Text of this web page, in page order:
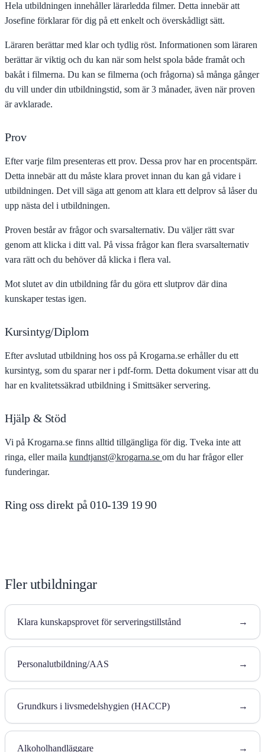
Hela utbildningen innehåller lärarledda filmer. Detta innebär att
Josefine förklarar för dig på ett enkelt och överskådligt sätt.
Läraren berättar med klar och tydlig röst. Informationen som läraren
berättar är viktig och du kan när som helst spola både framåt och
bakåt i filmerna. Du kan se filmerna (och frågorna) så många gånger
du vill under din utbildningstid, som är 3 månader, även när proven
är avklarade.
Prov
Efter varje film presenteras ett prov. Dessa prov har en procentspärr.
Detta innebär att du måste klara provet innan du kan gå vidare i
utbildningen. Det vill säga att genom att klara ett delprov så låser du
upp nästa del i utbildningen.
Proven består av frågor och svarsalternativ. Du väljer rätt svar
genom att klicka i ditt val. På vissa frågor kan flera svarsalternativ
vara rätt och du behöver då klicka i flera val.
Mot slutet av din utbildning får du göra ett slutprov där dina
kunskaper testas igen.
Kursintyg/Diplom
Efter avslutad utbildning hos oss på Krogarna.se erhåller du ett
kursintyg, som du sparar ner i pdf-form. Detta dokument visar att du
har en kvalitetssäkrad utbildning i Smittsäker servering.
Hjälp & Stöd
Vi på Krogarna.se finns alltid tillgängliga för dig. Tveka inte att
ringa, eller maila kundtjanst@krogarna.se om du har frågor eller
funderingar.
Ring oss direkt på 010-139 19 90
Fler utbildningar
Klara kunskapsprovet för serveringstillstånd →
Personalutbildning/AAS →
Grundkurs i livsmedelshygien (HACCP) →
Alkoholhandläggare →